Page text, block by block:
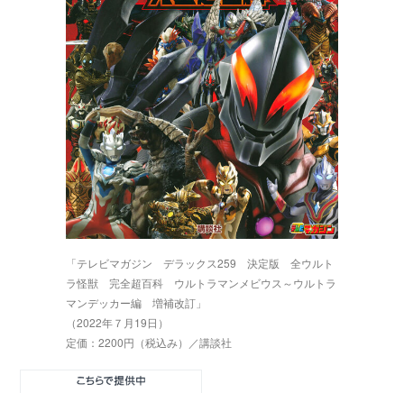
「テレビマガジン デラックス259 決定版 全ウルト
ラ怪獣 完全超百科 ウルトラマンメビウス～ウルトラ
マンデッカー編 増補改訂」
（2022年７月19日）
定価：2200円（税込み）／講談社